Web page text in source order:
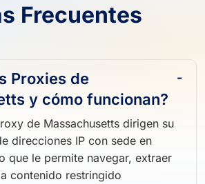
Frecuentes
Proxies de
y cómo funcionan?
de Massachusetts dirigen su
direcciones IP con sede en
que le permite navegar, extraer
contenido restringido